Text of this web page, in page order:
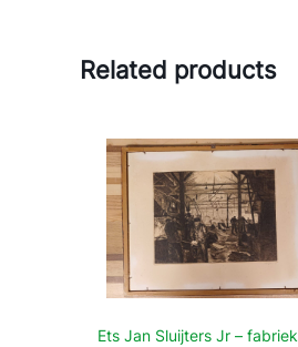
Related products
Ets Jan Sluijters Jr – fabriek